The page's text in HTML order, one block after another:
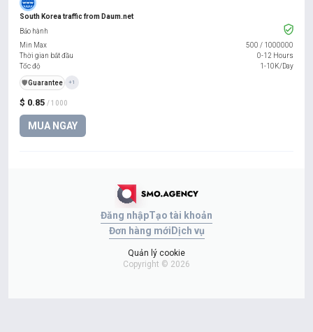
South Korea traffic from Daum.net
$ 0.85 / 1000
MUA NGAY
Bảo hành
Min Max
500 / 1000000
Thời gian bắt đầu
0-12 Hours
Tốc độ
1-10K/Day
️🛡️Guarantee +1
Đăng nhậpTạo tài khoản
Đơn hàng mới Dịch vụ
Quản lý cookie
Copyright © 2026